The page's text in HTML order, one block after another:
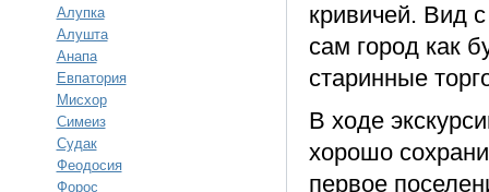
Алупка
Алушта
Анапа
Евпатория
Мисхор
Симеиз
Судак
Феодосия
Форос
кривичей. Вид
сам город как
старинные
В ходе
хорошо
первое